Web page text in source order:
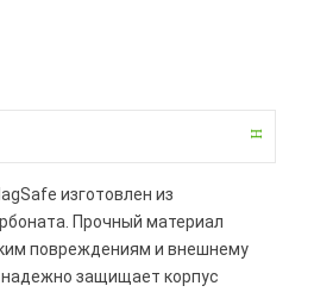
изготовлен из
Прочный материал
повреждениям и внешнему
защищает корпус